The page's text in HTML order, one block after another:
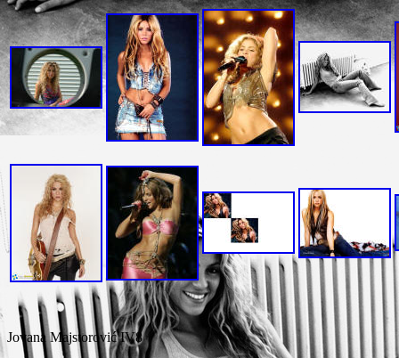
Jovana Majstorović IV8